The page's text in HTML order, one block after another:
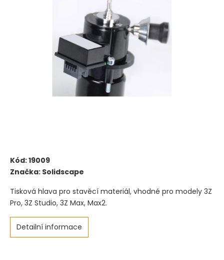
Kód:19009
Značka: Solidscape
Tisková hlava pro stavěcí materiál, vhodné pro modely 3Z
Pro, 3Z Studio, 3Z Max, Max2.
Detailní informace